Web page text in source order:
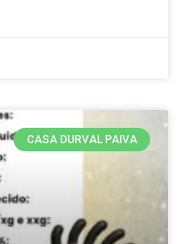
CASA DURVAL PAIVA